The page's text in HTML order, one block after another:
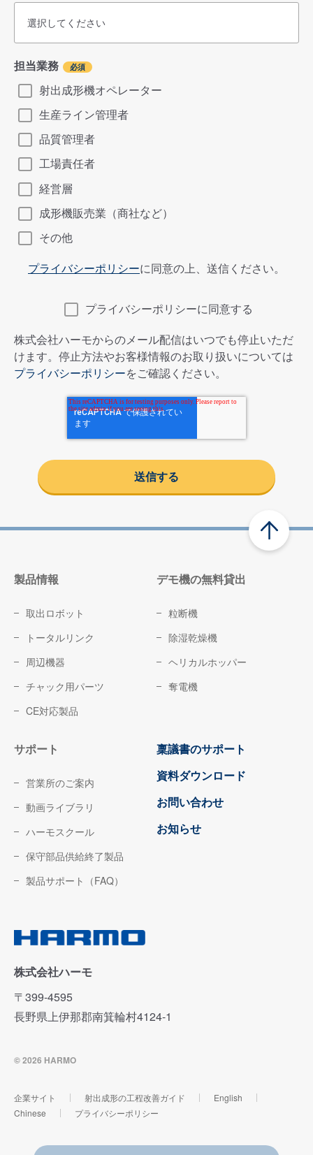
担当業務
射出成形機オペレーター
生産ライン管理者
品質管理者
工場責任者
経営層
成形機販売業（商社など）
その他
プライバシーポリシーに同意の上、送信ください。
プライバシーポリシーに同意する
株式会社ハーモからのメール配信はいつでも停止いただ
けます。停止方法やお客様情報のお取り扱いについては
プライバシーポリシーをご確認ください。
株式会社ハーモ
〒399-4595
長野県上伊那郡南箕輪村4124-1
© 2026 HARMO
製品情報
取出ロボット
トータルリンク
周辺機器
チャック用パーツ
CE対応製品
デモ機の無料貸出
粒断機
除湿乾燥機
ヘリカルホッパー
奪電機
サポート
営業所のご案内
動画ライブラリ
ハーモスクール
保守部品供給終了製品
製品サポート（FAQ）
稟議書のサポート
資料ダウンロード
お問い合わせ
お知らせ
企業サイト 射出成形の工程改善ガイド
English
Chinese
プライバシーポリシー